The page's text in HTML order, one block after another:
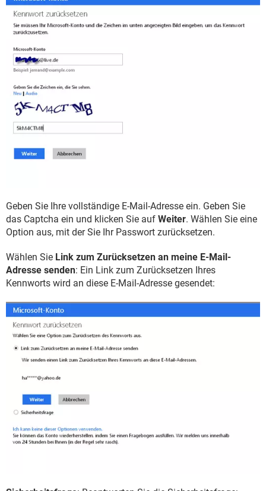
Geben Sie Ihre vollständige E-Mail-Adresse ein. Geben Sie
das Captcha ein und klicken Sie auf Weiter. Wählen Sie eine
Option aus, mit der Sie Ihr Passwort zurücksetzen.
Wählen Sie Link zum Zurücksetzen an meine E-Mail-
Adresse senden: Ein Link zum Zurücksetzen Ihres
Kennworts wird an diese E-Mail-Adresse gesendet: